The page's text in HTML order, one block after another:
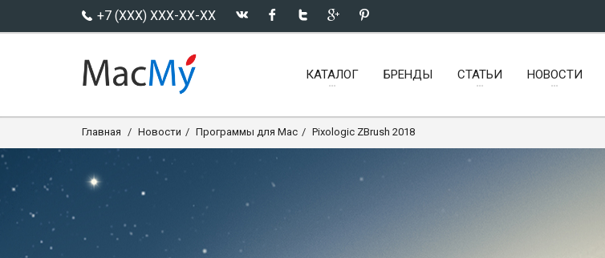
+7 (XXX) XXX-XX-XX
КАТАЛОГ БРЕНДЫ СТАТЬИ НОВОСТИ
Главная Новости Программы для Mac Pixologic ZBrush 2018